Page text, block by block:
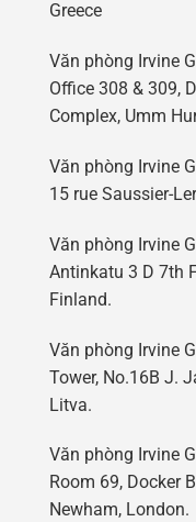
Greece
Văn phòng Irvine
Office 308 & 309,
Complex, Umm
Văn phòng Irvine
15 rue Saussier-
Văn phòng Irvine
Antinkatu 3 D 7th
Finland.
Văn phòng Irvine
Tower, No.16B J.
Litva.
Văn phòng Irvine
Room 69, Docker
Newham, London.